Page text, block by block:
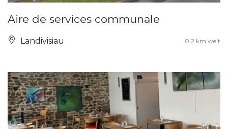
Aire de services communale
Landivisiau 0.2 km weit